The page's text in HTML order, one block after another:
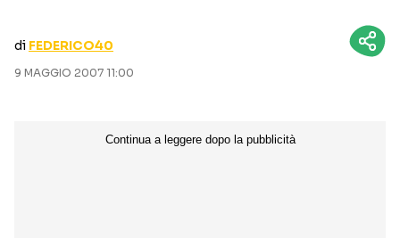
di FEDERICO40
9 MAGGIO 2007 11:00